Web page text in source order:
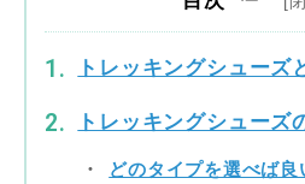
トレッキングシューズ
トレッキングシューズ
どのタイプを選べば良